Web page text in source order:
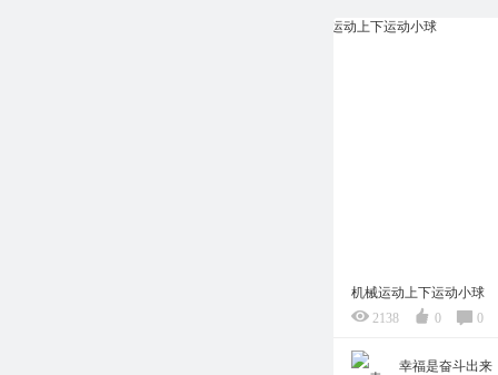
机械运动上下运动小球
2138
0 0
幸福是奋斗出来